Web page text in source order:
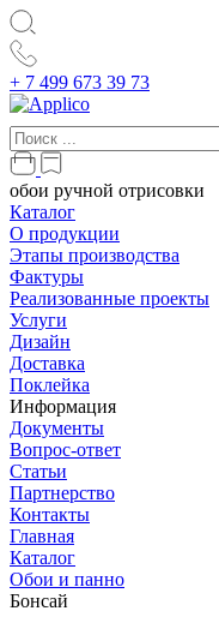
+ 7 499 673 39 73
обои ручной отрисовки
Каталог
О продукции
Этапы производства
Фактуры
Реализованные проекты
Услуги
Дизайн
Доставка
Поклейка
Информация
Документы
Вопрос-ответ
Статьи
Партнерство
Контакты
Главная
Каталог
Обои и панно
Бонсай